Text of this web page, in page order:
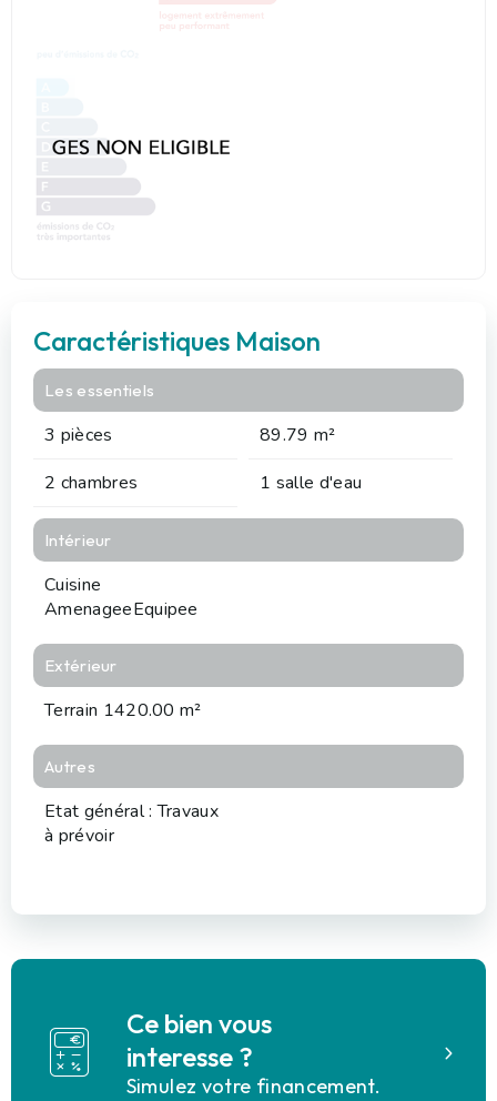
Caractéristiques Maison
Les essentiels
3 pièces
89.79 m²
2 chambres
1 salle d'eau
Intérieur
Cuisine
AmenageeEquipee
Extérieur
Terrain 1420.00 m²
Autres
Etat général : Travaux
à prévoir
Ce bien vous
interesse ?
Simulez votre financement.